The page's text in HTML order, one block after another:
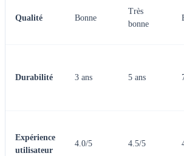
Qualité Bonne
Très
bonne
Durabilité 3 ans 5 ans
Expérience
utilisateur
4.0/5 4.5/5